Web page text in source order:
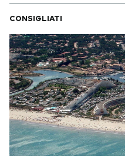
CONSIGLIATI